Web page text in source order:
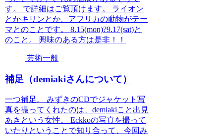
す。 で詳細はご覧頂けます。 ライオン
とかキリンとか、アフリカの動物がテー
マとのことです。 8.15(mon)?9.17(sat)と
のこと。 興味のある方は是非！！
芸術一般
補足（demiakiさんについて）
一つ補足。 みずきのCDでジャケット写
真を撮ってくれたのは、demiakiこと出見
あきという女性。 Eckkoの写真を撮って
いたりということで知り合って、今回み